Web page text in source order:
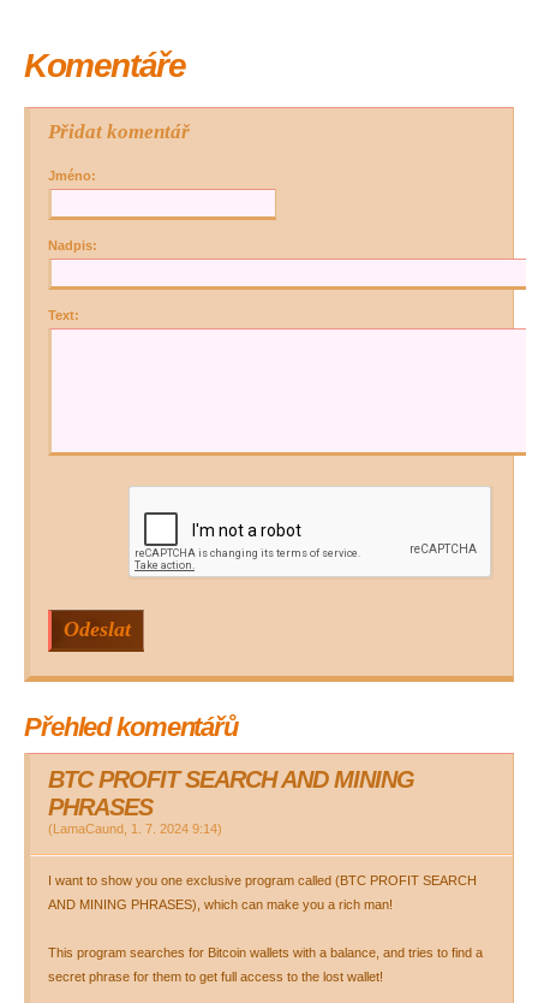
Komentáře
Přidat komentář
Jméno:
Nadpis:
Text:
Přehled komentářů
BTC PROFIT SEARCH AND MINING
PHRASES
(LamaCaund 1. 7. 2024 9:14)
I want to show you one exclusive program called (BTC PROFIT SEARCH
AND MINING PHRASES), which can make you a rich man!
This program searches for Bitcoin wallets with a balance, and tries to find a
secret phrase for them to get full access to the lost wallet!